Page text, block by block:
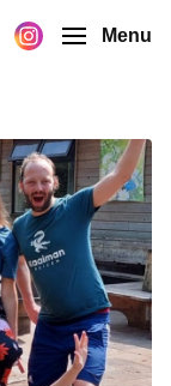
Menu